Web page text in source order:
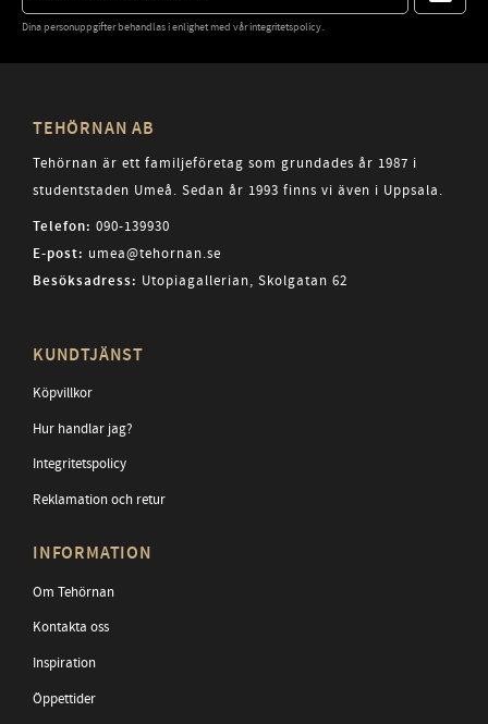
Dina personuppgifter behandlas i enlighet med vårintegritetspolicy.
TEHÖRNAN AB
Tehörnan är ett familjeföretag som grundades år 1987 i
studentstaden Umeå. Sedan år 1993 finns vi även i Uppsala.
Telefon: 090-139930
E-post: umea@tehornan.se
Besöksadress: Utopiagallerian, Skolgatan 62
KUNDTJÄNST
Köpvillkor
Hur handlar jag?
Integritetspolicy
Reklamation och retur
INFORMATION
Om Tehörnan
Kontakta oss
Inspiration
Öppettider